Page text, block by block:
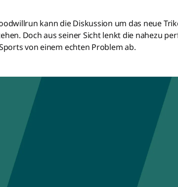
kann die Diskussion um das neue
Doch aus seiner Sicht lenkt die nahezu
von einem echten Problem ab.